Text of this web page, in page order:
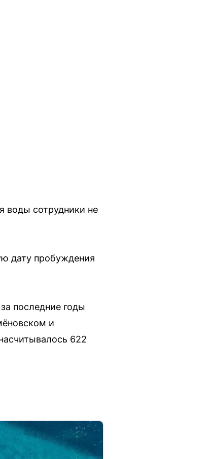
воды сотрудники не
дату пробуждения
последние годы
и
622